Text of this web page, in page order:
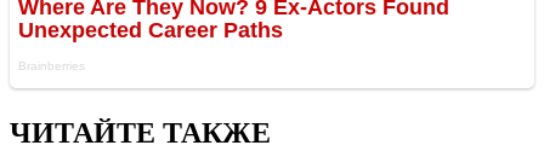
ЧИТАЙТЕ ТАКЖЕ